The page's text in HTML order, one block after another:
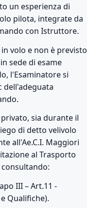
un esperienza di
pilota, integrate da
con Istruttore.
volo e non è previsto
sede di esame
l'Esaminatore si
dell'adeguata
sia durante il
di detto velivolo
all'Ae.C.I. Maggiori
al Trasporto
consultando:
III – Art.11 -
Qualifiche).